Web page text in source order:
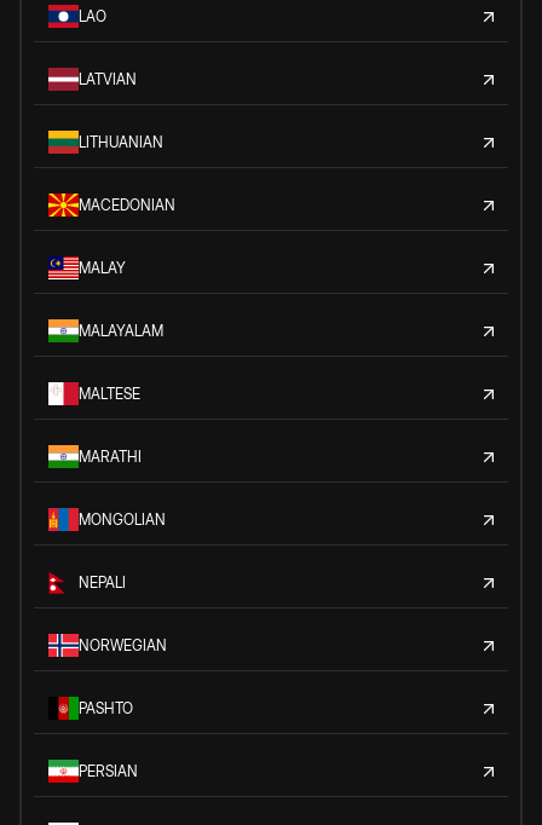
LAO
LATVIAN
LITHUANIAN
MACEDONIAN
MALAY
MALAYALAM
MALTESE
MARATHI
MONGOLIAN
NEPALI
NORWEGIAN
PASHTO
PERSIAN